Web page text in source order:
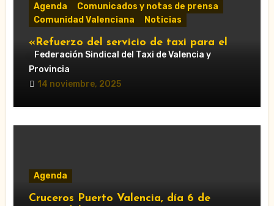
Agenda
Comunicados y notas de prensa
Comunidad Valenciana
Noticias
«Refuerzo del servicio de taxi para el
Gran Premio de Cheste 2025: horarios y
accesos obligatorios»
Federación Sindical del Taxi de Valencia y
Provincia
14 noviembre, 2025
Agenda
Cruceros Puerto Valencia, día 6 de